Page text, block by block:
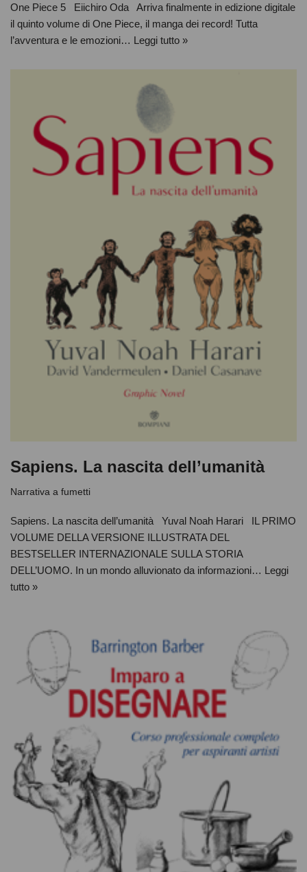
One Piece 5 Eiichiro Oda Arriva finalmente in edizione digitale
il quinto volume di One Piece, il manga dei record! Tutta
l’avventura e le emozioni… Leggi tutto »
Sapiens. La nascita dell’umanità
Narrativa a fumetti
Sapiens. La nascita dell’umanità Yuval Noah Harari IL PRIMO
VOLUME DELLA VERSIONE ILLUSTRATA DEL
BESTSELLER INTERNAZIONALE SULLA STORIA
DELL’UOMO. In un mondo alluvionato da informazioni… Leggi
tutto »